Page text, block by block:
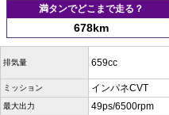
満タンでどこまで走る？
678km
排気量 659cc
ミッション インパネCVT
最大出力 49ps/6500rpm